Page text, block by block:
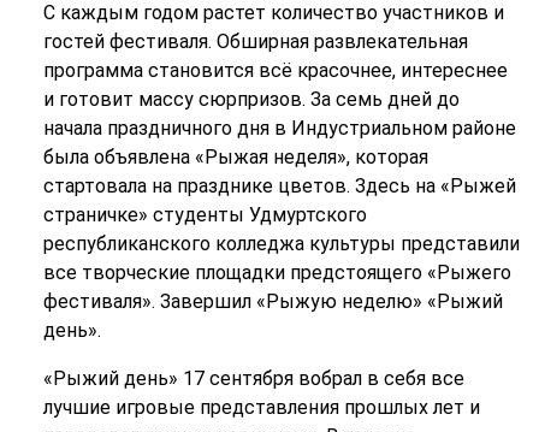
С каждым годом растет количество участников и
гостей фестиваля. Обширная развлекательная
программа становится всё красочнее, интереснее
и готовит массу сюрпризов. За семь дней до
начала праздничного дня в Индустриальном районе
была объявлена «Рыжая неделя», которая
стартовала на празднике цветов. Здесь на «Рыжей
страничке» студенты Удмуртского
республиканского колледжа культуры представили
все творческие площадки предстоящего «Рыжего
фестиваля». Завершил «Рыжую неделю» «Рыжий
день».
«Рыжий день» 17 сентября вобрал в себя все
лучшие игровые представления прошлых лет и